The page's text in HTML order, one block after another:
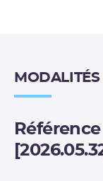
des intérêts
l’environnement